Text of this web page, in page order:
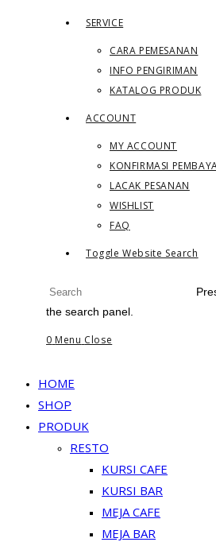
SERVICE
CARA PEMESANAN
INFO PENGIRIMAN
KATALOG PRODUK
ACCOUNT
MY ACCOUNT
KONFIRMASI
LACAK PESANAN
WISHLIST
FAQ
Toggle Website Search
the search panel.
0 Menu Close
HOME
SHOP
PRODUK
RESTO
KURSI CAFE
KURSI BAR
MEJA CAFE
MEJA BAR